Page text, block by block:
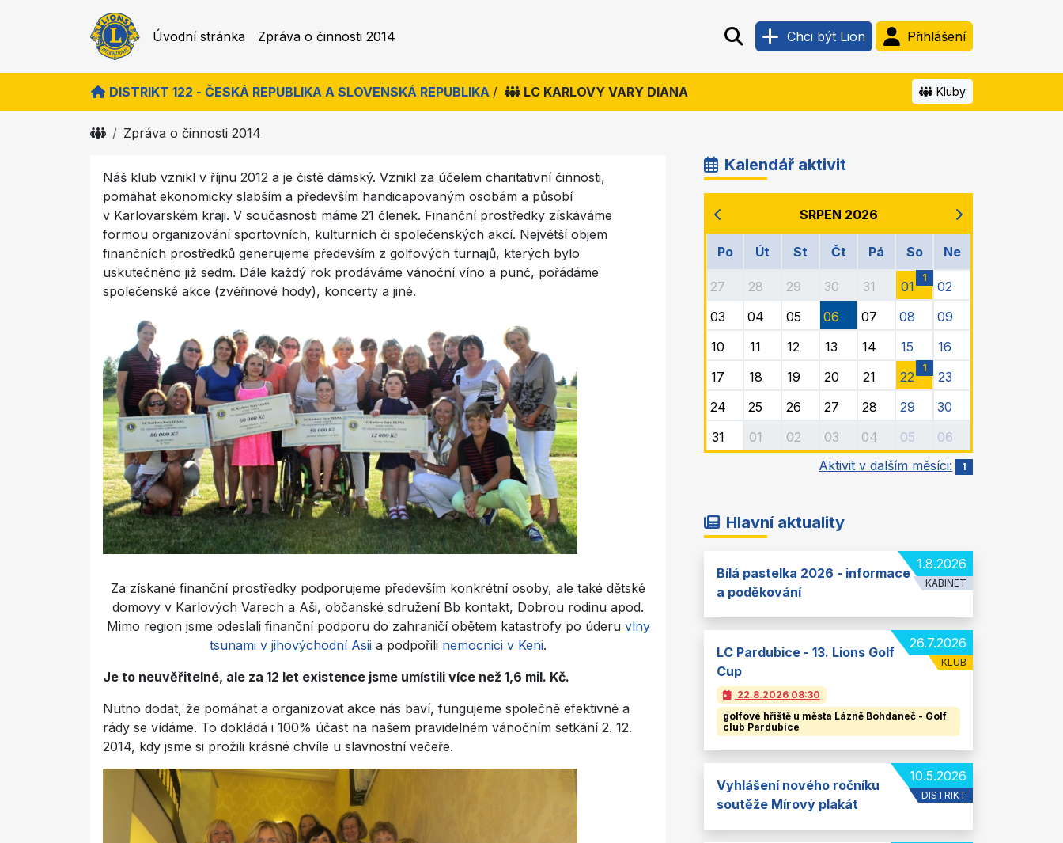
Úvodní stránka Zpráva o činnosti 2014 Chci být Lion Přihlášení
DISTRIKT 122 - ČESKÁ REPUBLIKA A SLOVENSKÁ REPUBLIKA / LC KARLOVY VARY DIANA Kluby
Zpráva o činnosti 2014
Náš klub vznikl v říjnu 2012 a je čistě dámský. Vznikl za účelem charitativní činnosti,
pomáhat ekonomicky slabším a především handicapovaným osobám a působí
v Karlovarském kraji. V současnosti máme 21 členek. Finanční prostředky získáváme
formou organizování sportovních, kulturních či společenských akcí. Největší objem
finančních prostředků generujeme především z golfových turnajů, kterých bylo
uskutečněno již sedm. Dále každý rok prodáváme vánoční víno a punč, pořádáme
společenské akce (zvěřinové hody), koncerty a jiné.
Za získané finanční prostředky podporujeme především konkrétní osoby, ale také dětské
domovy v Karlových Varech a Aši, občanské sdružení Bb kontakt, Dobrou rodinu apod.
Mimo region jsme odeslali finanční podporu do zahraničí obětem katastrofy po úderu vlny
tsunami v jihovýchodní Asii a podpořili nemocnici v Keni.
Je to neuvěřitelné, ale za 12 let existence jsme umístili více než 1,6 mil. Kč.
Nutno dodat, že pomáhat a organizovat akce nás baví, fungujeme společně efektivně a
rády se vídáme. To dokládá i 100% účast na našem pravidelném vánočním setkání 2. 12.
2014, kdy jsme si prožili krásné chvíle u slavnostní večeře.
Kalendář aktivit
SRPEN 2026
Po Út St Čt Pá So Ne
27 28 29 30 31 01
1
02
03
04 05 06 07 08
09
10
11 12 13 14 15
16
17
18 19 20 21 22
1
23
24
25 26 27 28 29
30
31
01 02 03 04 05
06
Aktivit v dalším měsíci:
1
Hlavní aktuality
1.8.2026
KABINET
Bílá pastelka 2026 - informace
a poděkování
26.7.2026
KLUB
LC Pardubice - 13. Lions Golf
Cup
22.8.2026 08:30
golfové hřiště u města Lázně Bohdaneč - Golf
club Pardubice
10.5.2026
DISTRIKT
Vyhlášení nového ročníku
soutěže Mírový plakát